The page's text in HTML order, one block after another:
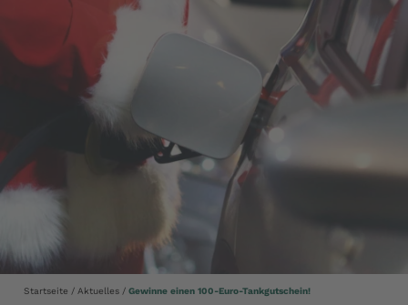
Startseite Aktuelles Gewinne einen 100-Euro-Tankgutschein!